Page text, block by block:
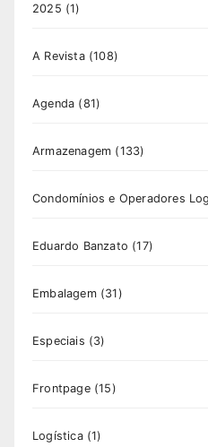
2025 (1)
A Revista(108)
Agenda (81)
Armazenagem (133)
Condomínios e Operadores
Eduardo Banzato (17)
Embalagem(31)
Especiais (3)
Frontpage(15)
Logística(1)